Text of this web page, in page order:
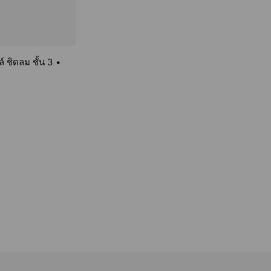
ชิดลม ชั้น 3 •